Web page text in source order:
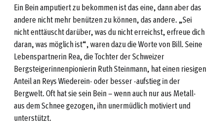
Ein Bein amputiert zu bekommen ist das eine, dann aber das
andere nicht mehr benützen zu können, das andere. „Sei
nicht enttäuscht darüber, was du nicht erreichst, erfreue dich
daran, was möglich ist“, waren dazu die Worte von Bill. Seine
Lebenspartnerin Rea, die Tochter der Schweizer
Bergsteigerinnenpionierin Ruth Steinmann, hat einen riesigen
Anteil an Reys Wiederein- oder besser -aufstieg in der
Bergwelt. Oft hat sie sein Bein – wenn auch nur aus Metall-
aus dem Schnee gezogen, ihn unermüdlich motiviert und
unterstützt.